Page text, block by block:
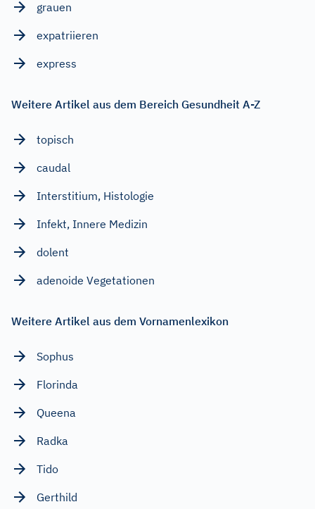
grauen
expatriieren
express
Weitere Artikel aus dem Bereich Gesundheit A-Z
topisch
caudal
Interstitium, Histologie
Infekt, Innere Medizin
dolent
adenoide Vegetationen
Weitere Artikel aus dem Vornamenlexikon
Sophus
Florinda
Queena
Radka
Tido
Gerthild